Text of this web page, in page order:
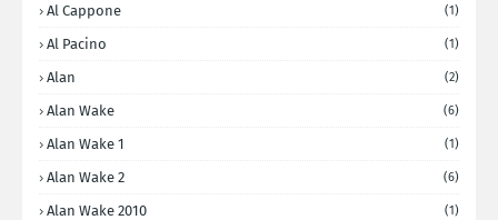
Al Cappone (1)
Al Pacino (1)
Alan (2)
Alan Wake (6)
Alan Wake 1 (1)
Alan Wake 2 (6)
Alan Wake 2010 (1)